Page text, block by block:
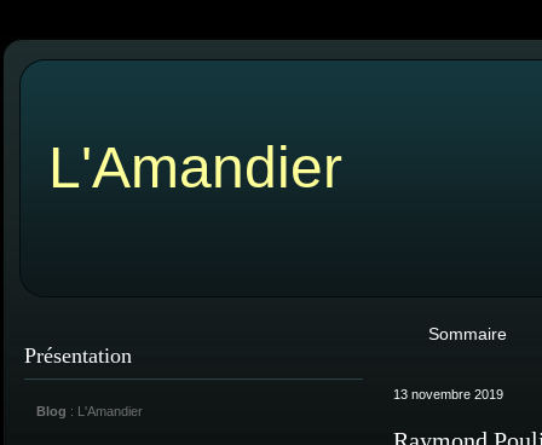
L'Amandier
Présentation
Blog : L'Amandier
Sommaire
13 novembre 2019